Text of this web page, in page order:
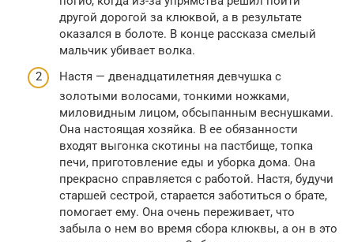
другой дорогой за клюквой, а в результате
оказался в болоте. В конце рассказа смелый
мальчик убивает волка.
Настя — двенадцатилетняя девчушка с
золотыми волосами, тонкими ножками,
миловидным лицом, обсыпанным веснушками.
Она настоящая хозяйка. В ее обязанности
входят выгонка скотины на пастбище, топка
печи, приготовление еды и уборка дома. Она
прекрасно справляется с работой. Настя, будучи
старшей сестрой, старается заботиться о брате,
помогает ему. Она очень переживает, что
забыла о нем во время сбора клюквы, а он в это